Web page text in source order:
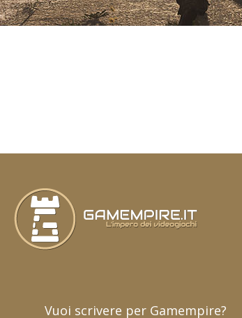
Vuoi scrivere per Gamempire?